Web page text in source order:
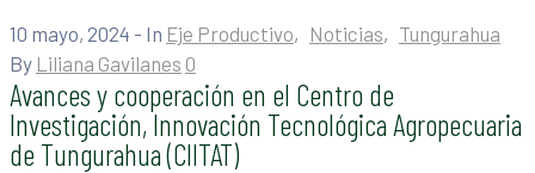
10 mayo, 2024 - In Eje Productivo‚ Noticias‚ Tungurahua
By Liliana Gavilanes 0
Avances y cooperación en el Centro de
Investigación, Innovación Tecnológica Agropecuaria
de Tungurahua (CIITAT)